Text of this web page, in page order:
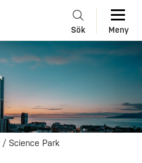
Sök Meny
/ Science Park